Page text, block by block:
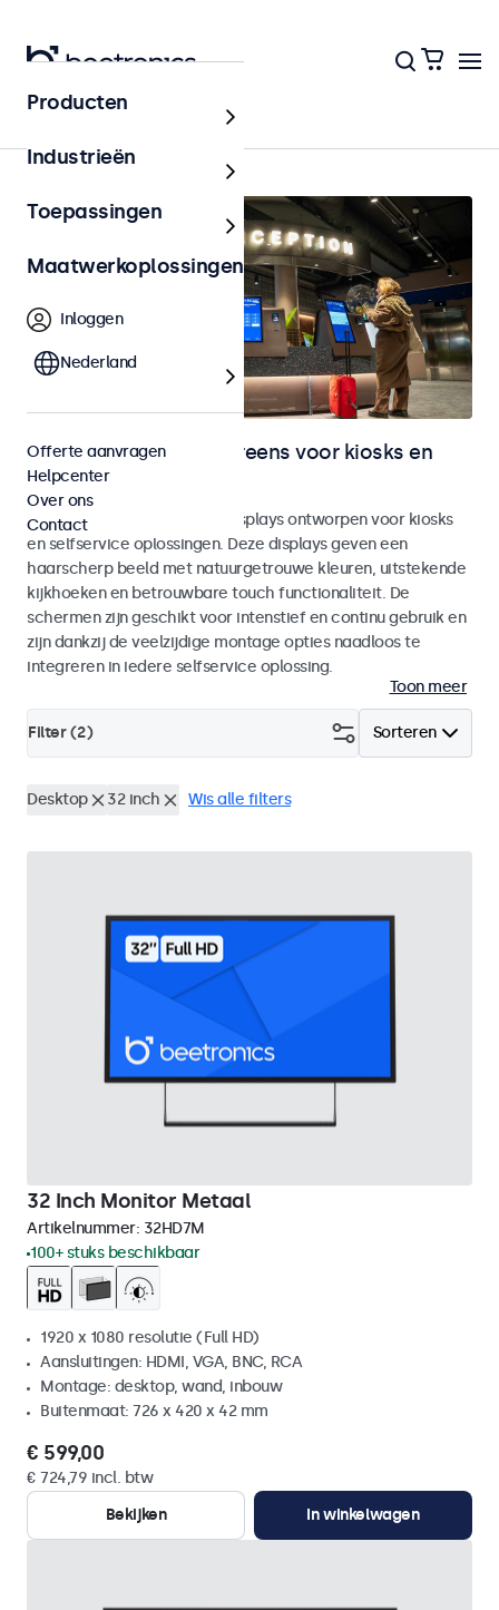
Home
Monitoren en touchscreens voor kiosks en
selfservice
Monitoren en touchscreen displays ontworpen voor kiosks
en selfservice oplossingen. Deze displays geven een
haarscherp beeld met natuurgetrouwe kleuren, uitstekende
kijkhoeken en betrouwbare touch functionaliteit. De
schermen zijn geschikt voor intenstief en continu gebruik en
zijn dankzij de veelzijdige montage opties naadloos te
integreren in iedere selfservice oplossing.
Toon meer
Sorteren
Filter (2)
Desktop 32 inch Wis alle filters
32 Inch Monitor Metaal
Artikelnummer: 32HD7M
100+ stuks beschikbaar
1920 x 1080 resolutie (Full HD)
Aansluitingen: HDMI, VGA, BNC, RCA
Montage: desktop, wand, inbouw
Buitenmaat: 726 x 420 x 42 mm
€ 599,00
€ 724,79 incl. btw
Bekijken
In winkelwagen
Producten
Industrieën
Toepassingen
Maatwerkoplossingen
Inloggen
Nederland
Offerte aanvragen
Helpcenter
Over ons
Contact